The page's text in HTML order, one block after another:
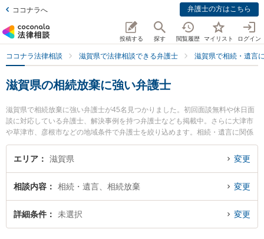
ココナラへ 弁護士の方はこちら
投稿する 探す 閲覧履歴 マイリスト ログイン
ココナラ法律相談 滋賀県で法律相談できる弁護士 滋賀県で相続・遺言
滋賀県の相続放棄に強い弁護士
滋賀県で相続放棄に強い弁護士が45名見つかりました。初回面談無料や休日面
談に対応している弁護士、解決事例を持つ弁護士なども掲載中。さらに大津市
や草津市、彦根市などの地域条件で弁護士を絞り込めます。相続・遺言に関係
する家族間の相続トラブルや認知症の相続、遺産分割等の細かな分野での絞り
込み検索もでき便利です。特にベリーベスト法律事務所 滋賀草津オフィスの髙
橋 咲衣弁護士や大津法律事務所の辻井 康喜弁護士、ミカン法律事務所の中野
『滋賀県で土日や夜間に発生した相続放棄のトラブルを今すぐに弁護士に相談
したい』『相続放棄のトラブル解決の実績豊富な近くの弁護士を検索したい』
『初回相談無料で相続放棄を法律相談できる滋賀県内の弁護士に相談予約した
エリア 滋賀県 変更
相談内容 相続・遺言、相続放棄 変更
詳細条件 未選択 変更